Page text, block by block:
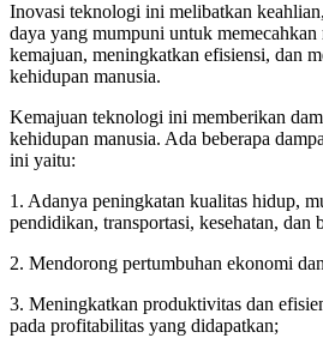
Inovasi teknologi ini melibatkan
daya yang mumpuni untuk memecahkan
kemajuan, meningkatkan efisiensi, dan
kehidupan manusia.
Kemajuan teknologi ini memberikan
kehidupan manusia. Ada beberapa
ini yaitu:
1. Adanya peningkatan kualitas hidup,
pendidikan, transportasi, kesehatan, dan
2. Mendorong pertumbuhan ekonomi
3. Meningkatkan produktivitas dan
pada profitabilitas yang didapatkan;